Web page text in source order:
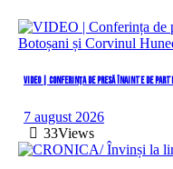
VIDEO | Conferința de presă înainte de
7 august 2026
33Views